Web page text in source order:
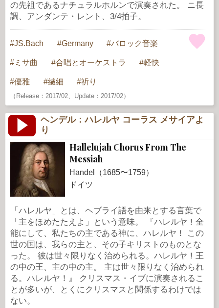
の先祖であるナチュラルホルンで演奏された。 ニ長
調、アンダンテ・レント、3/4拍子。
JS.Bach Germany バロック音楽
ミサ曲 合唱とオーケストラ 軽快
優雅 繊細 祈り
（Release：2017/02、Update：2017/02）
ヘンデル：ハレルヤ コーラス メサイアよ
り
Hallelujah Chorus From The
Messiah
Handel（1685〜1759）
ドイツ
「ハレルヤ」とは、ヘブライ語を由来とする言葉で
「主をほめたたえよ」という意味。 『ハレルヤ！全
能にして、私たちの主である神に、ハレルヤ！ この
世の国は、我らの主と、その子キリストのものとな
った。 彼は世々限りなく治められる。ハレルヤ！王
の中の王、主の中の主。 主は世々限りなく治められ
る。ハレルヤ！』 クリスマス・イブに演奏されるこ
とが多いが、とくにクリスマスと関係するわけでは
ない。